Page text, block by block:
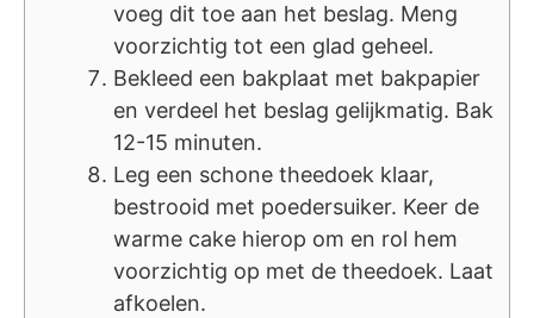
voeg dit toe aan het beslag. Meng
voorzichtig tot een glad geheel.
Bekleed een bakplaat met bakpapier
en verdeel het beslag gelijkmatig. Bak
12-15 minuten.
Leg een schone theedoek klaar,
bestrooid met poedersuiker. Keer de
warme cake hierop om en rol hem
voorzichtig op met de theedoek. Laat
afkoelen.